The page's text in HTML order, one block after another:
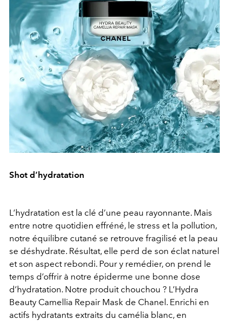
Shot d’hydratation
L’hydratation est la clé d’une peau rayonnante. Mais
entre notre quotidien effréné, le stress et la pollution,
notre équilibre cutané se retrouve fragilisé et la peau
se déshydrate. Résultat, elle perd de son éclat naturel
et son aspect rebondi. Pour y remédier, on prend le
temps d’offrir à notre épiderme une bonne dose
d’hydratation. Notre produit chouchou ? L’Hydra
Beauty Camellia Repair Mask de Chanel. Enrichi en
actifs hydratants extraits du camélia blanc, en